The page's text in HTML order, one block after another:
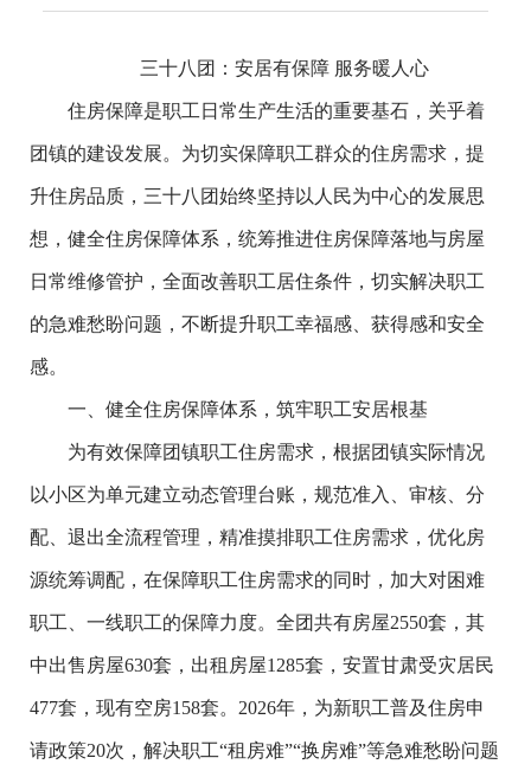
三十八团：安居有保障 服务暖人心
住房保障是职工日常生产生活的重要基石，关乎着
团镇的建设发展。为切实保障职工群众的住房需求，提
升住房品质，三十八团始终坚持以人民为中心的发展思
想，健全住房保障体系，统筹推进住房保障落地与房屋
日常维修管护，全面改善职工居住条件，切实解决职工
的急难愁盼问题，不断提升职工幸福感、获得感和安全
感。
一、健全住房保障体系，筑牢职工安居根基
为有效保障团镇职工住房需求，根据团镇实际情况
以小区为单元建立动态管理台账，规范准入、审核、分
配、退出全流程管理，精准摸排职工住房需求，优化房
源统筹调配，在保障职工住房需求的同时，加大对困难
职工、一线职工的保障力度。全团共有房屋2550套，其
中出售房屋630套，出租房屋1285套，安置甘肃受灾居民
477套，现有空房158套。 2026年，为新职工普及住房申
请政策20次，解决职工“租房难”“换房难”等急难愁盼问题